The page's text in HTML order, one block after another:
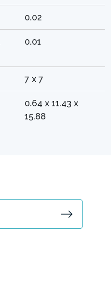
0.02
0.01
7 x 7
0.64 x 11.43 x
15.88